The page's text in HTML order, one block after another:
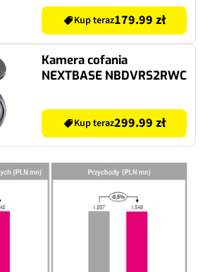
Kup teraz179.99 zł
Kamera cofania
NEXTBASE NBDVRS2RWC
Kup teraz299.99 zł